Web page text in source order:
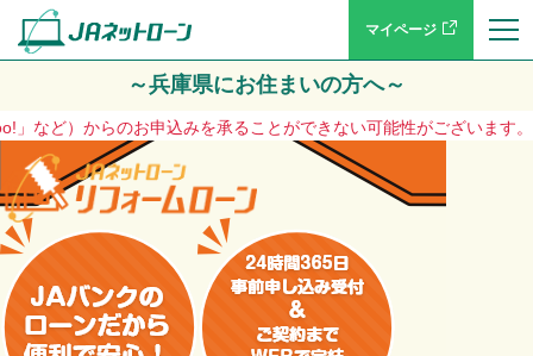
マイページ
～兵庫県にお住まいの方へ～
からのお申込みを承ることができない可能性がございます。